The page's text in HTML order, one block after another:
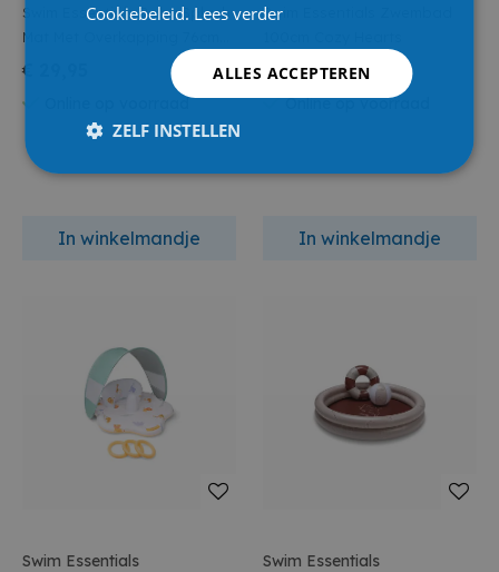
Swim Essentials Baby Splash
Mat Met Overkapping 76cm
€ 29,95
Online op voorraad
In winkelmandje
Swim Essentials Zwembad
€ 19,95
Online op voorraad
In winkelmandje
Swim Essentials Swim Essentials
Cookiebeleid. Lees verder
ALLES ACCEPTEREN
ZELF INSTELLEN